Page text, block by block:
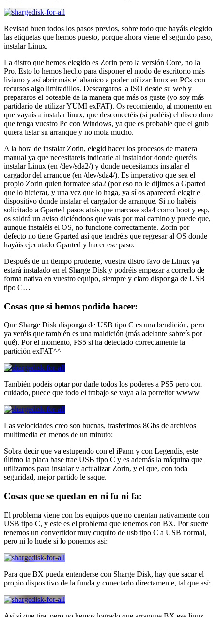
Revisad buen todos los pasos previos, sobre todo que hayáis elegido
las etiquetas que hemos puesto, porque ahora viene el segundo paso,
instalar Linux.
La distro que hemos elegido es Zorin pero la versión Core, no la
Pro. Esto lo hemos hecho para disponer el modo de escritorio más
liviano y así abrir más el abanico a poder utilizar linux en PCs con
recursos algo limitadillos. Descargaros la ISO desde su web y
prepararos el boteable de la manera que más os guste (yo soy más
partidario de utilizar YUMI exFAT). Os recomiendo, al momento en
que vayaís a instalar linux, que desconectéis (si podéis) el disco duro
que tenga vuestro Pc con Windows, ya que es probable que el grub
quiera listar su arranque y no mola mucho.
A la hora de instalar Zorin, elegid hacer los procesos de manera
manual ya que necesitareis indicarle al instalador donde queréis
instalar Linux (en /dev/sda2/) y donde necesitamos instalar el
cargador del arranque (en /dev/sda4/). Es imperativo que sea el
propio Zorin quien formatee sda2 (por eso no le dijimos a Gparted
que lo hiciera), y una vez que lo haga, ya sí os aparecerá elegir el
dispositivo donde instalar el cargador de arranque. Si no habéis
solicitado a Gparted pasos atrás que marcase sda4 como boot y esp,
os saldrá un aviso diciéndoos que vais por mal camino y puede que,
aunque instaléis el OS, no funcione correctamente. Zorin por
defecto no tiene Gparted así que tendréis que regresar al OS donde
hayáis ejecutado Gparted y hacer ese paso.
Después de un tiempo prudente, vuestra distro favo de Linux ya
estará instalado en el Sharge Disk y podréis empezar a correrlo de
forma nativa en vuestro equipo, siempre y claro disponga de USB
tipo C…
Cosas que si hemos podido hacer:
Que Sharge Disk disponga de USB tipo C es una bendición, pero
ya veréis que también es una maldición (más adelante sabreís por
qué). Por el momento, PS5 si ha detectado correctamente la
partición exFAT^^
También podéis optar por darle todos los poderes a PS5 pero con
cuidado, puede que todo el trabajo se vaya a la porreitor wwww
Las velocidades creo son buenas, trasferimos 8Gbs de archivos
multimedia en menos de un minuto:
Sobra decir que va estupendo con el iPann y con Legendis, este
último la placa base trae USB tipo C y es además la máquina que
utilizamos para instalar y actualizar Zorin, y el que, con toda
seguridad, mejor partido le saque.
Cosas que se quedan en ni fu ni fa:
El problema viene con los equipos que no cuentan nativamente con
USB tipo C, y este es el problema que tenemos con BX. Por suerte
tenemos un convertidor muy cuquito de usb tipo C a USB normal,
pero ni lo huele si lo ponemos asi:
Para que BX pueda entenderse con Sharge Disk, hay que sacar el
propio dispositivo de la funda y conectarlo directamente, tal que así: